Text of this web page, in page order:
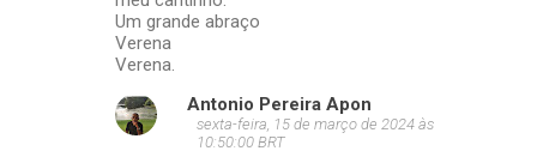
Um grande abraço
Verena
Verena.
Antonio Pereira Apon
sexta-feira, 15 de março de 2024 às
10:50:00 BRT